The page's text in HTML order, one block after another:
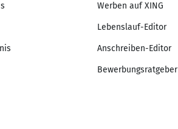
Werben auf XING
Lebenslauf-Editor
Anschreiben-Editor
Bewerbungsratgeber